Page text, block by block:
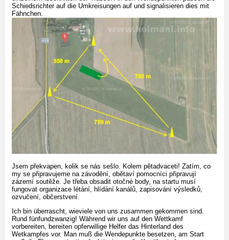
Schiedsrichter auf die Umkreisungen auf und signalisieren dies mit
Fähnchen.
Jsem překvapen, kolik se nás sešlo. Kolem pětadvaceti! Zatím, co
my se připravujeme na závodění, obětaví pomocníci připravují
zázemí soutěže. Je třeba obsadit otočné body, na startu musí
fungovat organizace létání, hlídání kanálů, zapisování výsledků,
ozvučení, občerstvení.
Ich bin überrascht, wieviele von uns zusammen gekommen sind.
Rund fünfundzwanzig! Während wir uns auf den Wettkamf
vorbereiten, bereiten opferwillige Helfer das Hinterland des
Wetkampfes vor. Man muß die Wendepunkte besetzen, am Start